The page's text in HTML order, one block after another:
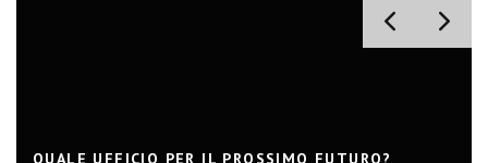
QUALE UFFICIO PER IL PROSSIMO FUTURO?